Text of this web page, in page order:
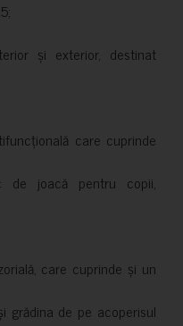
și exterior, destinat
care cuprinde
de joacă pentru copii,
care cuprinde și un
grădina de pe acoperisul